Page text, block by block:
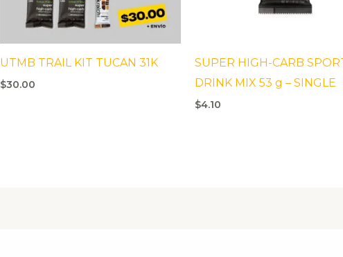
UTMB TRAIL KIT TUCAN 31K
$30.00
SUPER HIGH-CARB
DRINK MIX 53 g – SINGLE
$4.10